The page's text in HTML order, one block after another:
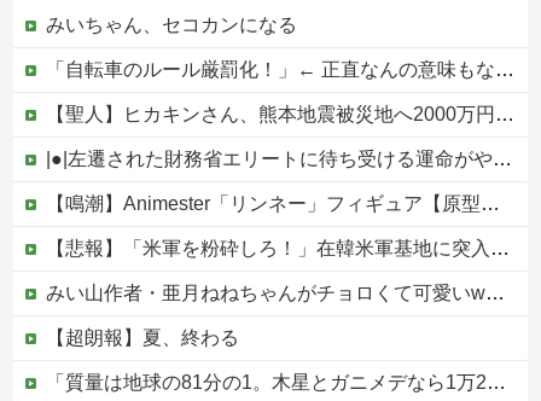
みいちゃん、セコカンになる
「自転車のルール厳罰化！」← 正直なんの意味もなかった件ｗｗｗｗｗｗｗｗ
【聖人】ヒカキンさん、熊本地震被災地へ2000万円の寄付！
|●|左遷された財務省エリートに待ち受ける運命がやばすぎる！と話題に、経歴自体はとんでもないものだが……
【鳴潮】Animester「リンネー」フィギュア【原型公開】
【悲報】「米軍を粉砕しろ！」在韓米軍基地に突入した韓国学生、即逮捕
みい山作者・亜月ねねちゃんがチョロくて可愛いwwwwwww （※画像あり）他
【超朗報】夏、終わる
「質量は地球の81分の1。木星とガニメデなら1万2800分の1」月がどれだけ規格外なのか、数字で並べてみると…